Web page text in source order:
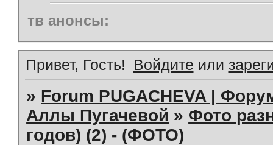
тв анонсы:
Привет, Гость! Войдите или
» Forum PUGACHEVA |
Аллы Пугачевой » Фото
годов) (2) - (ФОТО)